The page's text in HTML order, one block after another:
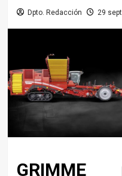
Dpto. Redacción 29
GRIMME